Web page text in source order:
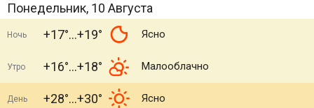
Понедельник, 10 Августа
Ночь +17° +19° Ясно
Утро +16° +18° Малооблачно
День +28° +30° Ясно